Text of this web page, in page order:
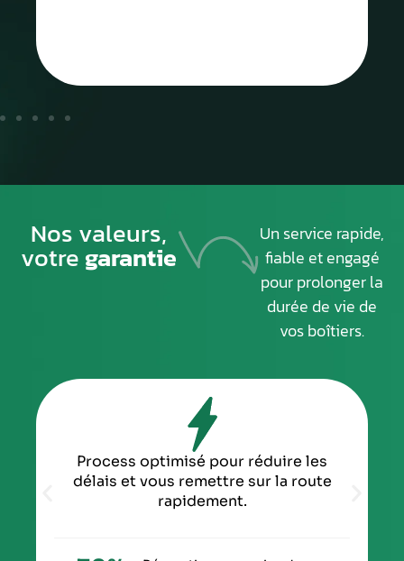
Nos valeurs,
votregarantie
Un service rapide,
fiable et engagé
pour prolonger la
durée de vie de
vos boîtiers.
Process optimisé pour réduire les
délais et vous remettre sur la route
rapidement.